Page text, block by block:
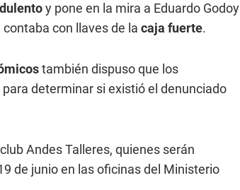
y pone en la mira a Eduardo Godoy
con llaves de la caja fuerte.
también dispuso que los
determinar si existió el denunciado
Andes Talleres, quienes serán
de junio en las oficinas del Ministerio